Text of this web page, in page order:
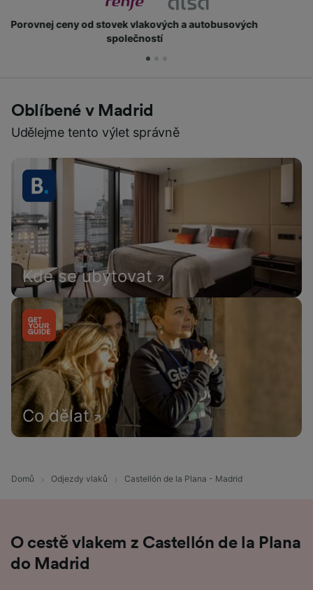
Získejte body a slevy
Oblíbené v Madrid
Udělejme tento výlet správně
Kde se ubytovat
Co dělat
Domů Odjezdy vlaků Castellón de la Plana - Madrid
O cestě vlakem z Castellón de la Plana
do Madrid